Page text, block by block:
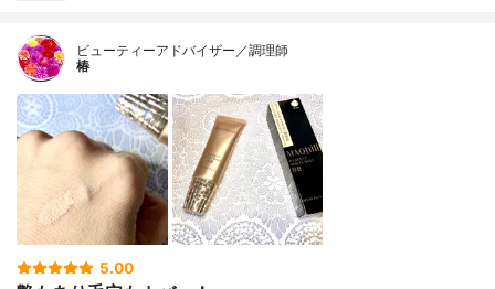
ビューティーアドバイザー／調理師
椿
5.00